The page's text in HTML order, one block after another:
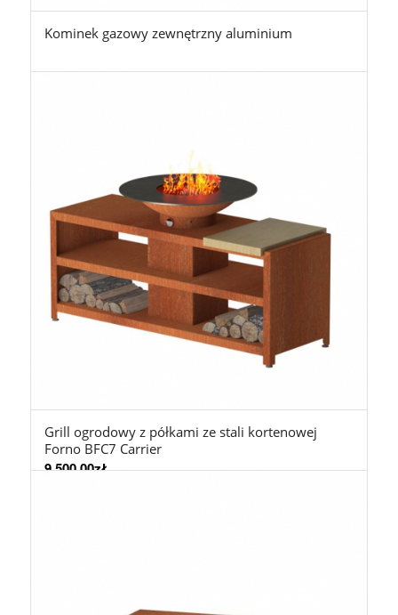
Kominek gazowy zewnętrzny aluminium
Grill ogrodowy z półkami ze stali kortenowej
Forno BFC7 Carrier
9.500,00zł